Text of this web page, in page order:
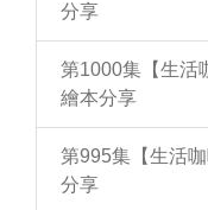
分享
第1000集【生活
繪本分享
第995集【生活
分享